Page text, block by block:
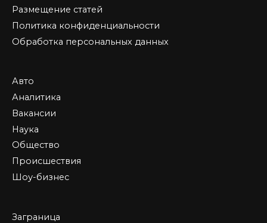
Размещение статей
Политика конфиденциальности
Обработка персональных данных
Авто
Аналитика
Вакансии
Наука
Общество
Происшествия
Шоу-бизнес
Заграница